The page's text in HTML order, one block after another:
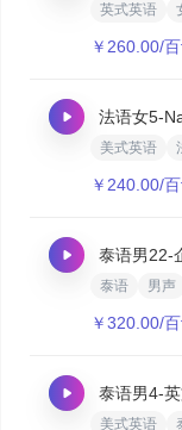
英式英语
￥ 260.00/
法语女5-
美式英语
￥ 240.00/
泰语男22-
泰语 男声
￥320.00/
泰语男4-
美式英语